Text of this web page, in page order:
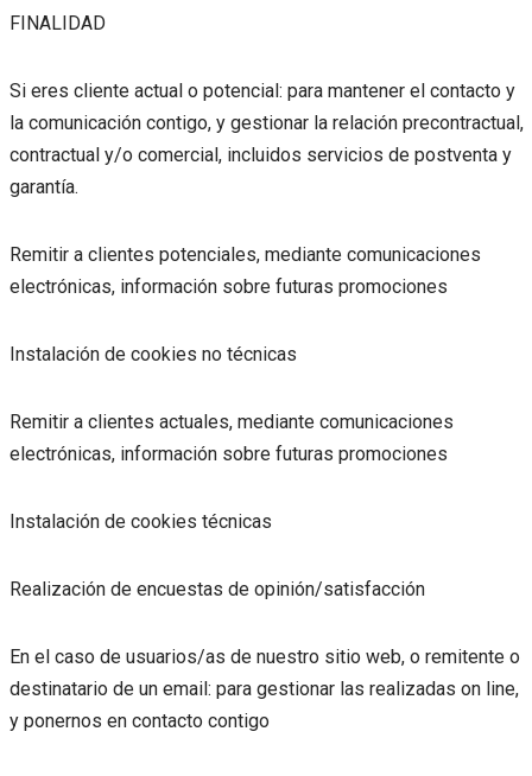
FINALIDAD
Si eres cliente actual o potencial: para mantener el contacto y
la comunicación contigo, y gestionar la relación precontractual,
contractual y/o comercial, incluidos servicios de postventa y
garantía.
Remitir a clientes potenciales, mediante comunicaciones
electrónicas, información sobre futuras promociones
Instalación de cookies no técnicas
Remitir a clientes actuales, mediante comunicaciones
electrónicas, información sobre futuras promociones
Instalación de cookies técnicas
Realización de encuestas de opinión/satisfacción
En el caso de usuarios/as de nuestro sitio web, o remitente o
destinatario de un email: para gestionar las realizadas on line,
y ponernos en contacto contigo